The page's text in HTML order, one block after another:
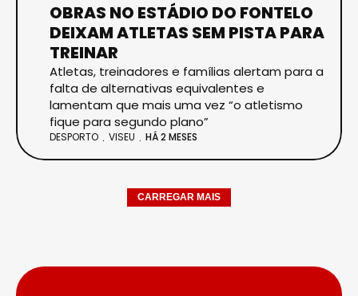
OBRAS NO ESTÁDIO DO FONTELO
DEIXAM ATLETAS SEM PISTA PARA
TREINAR
Atletas, treinadores e famílias alertam para a
falta de alternativas equivalentes e
lamentam que mais uma vez “o atletismo
fique para segundo plano”
DESPORTO VISEU HÁ 2 MESES
CARREGAR MAIS